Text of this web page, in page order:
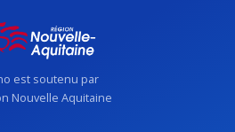
est soutenu par
Nouvelle Aquitaine